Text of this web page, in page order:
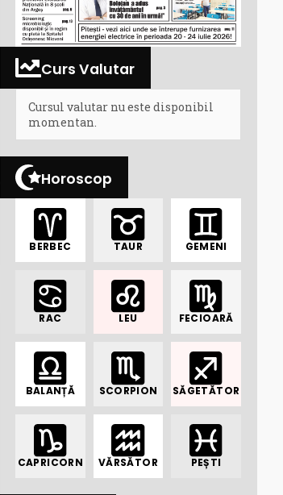
Curs Valutar
Cursul valutar nu este disponibil
momentan.
Horoscop
BERBEC TAUR GEMENI
RAC LEU FECIOARĂ
BALANȚĂ SCORPION SĂGETĂTOR
CAPRICORN VĂRSĂTOR PEȘTI